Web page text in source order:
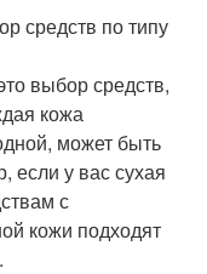
средств по типу
выбор средств,
кожа
может быть
если у вас сухая
с
кожи подходят